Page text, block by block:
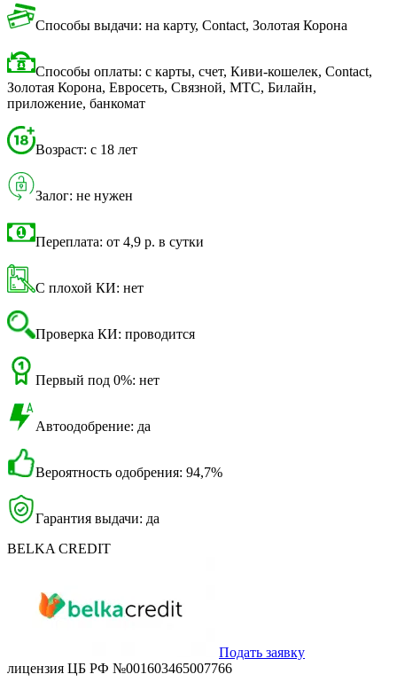
Способы выдачи: на карту, Contact, Золотая Корона
Способы оплаты: с карты, счет, Киви-кошелек, Contact,
Золотая Корона, Евросеть, Связной, МТС, Билайн,
приложение, банкомат
Возраст: с 18 лет
Залог: не нужен
Переплата: от 4,9 р. в сутки
С плохой КИ: нет
Проверка КИ: проводится
Первый под 0%: нет
Автоодобрение: да
Вероятность одобрения: 94,7%
Гарантия выдачи: да
BELKA CREDIT
Подать заявку
лицензия ЦБ РФ №001603465007766